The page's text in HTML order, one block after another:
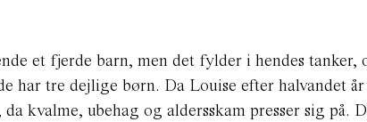
et fjerde barn, men det fylder i hendes tanker,
har tre dejlige børn. Da Louise efter halvandet
kvalme, ubehag og aldersskam presser sig på.